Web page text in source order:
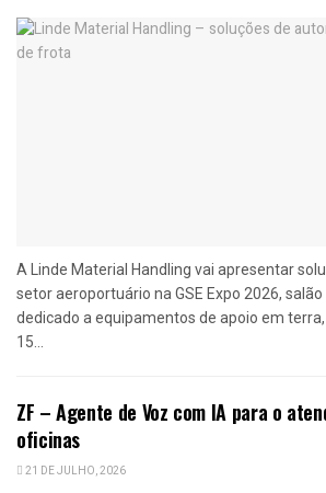
A Linde Material Handling vai apresentar
setor aeroportuário na GSE Expo 2026,
dedicado a equipamentos de apoio em
15...
ZF – Agente de Voz com IA para o
oficinas
21 DE JULHO, 2026